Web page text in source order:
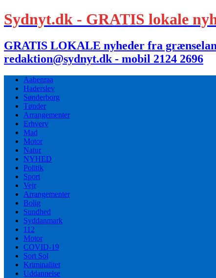
Sydnyt.dk - GRATIS lokale
GRATIS LOKALE nyheder fra
redaktion@sydnyt.dk - mobil 2124 2696
Aabenraa
Haderslev
Sønderborg
Tønder
Arrangementer
Erhverv
Mad
Motor
Natur
NYHED
Politik
Sport
Vejr
Arrangementer
Bolig
Sundhed
Syddanmark
112
Motor
COVID-19
Sort Sol
Kriminalitet
Uddannelse